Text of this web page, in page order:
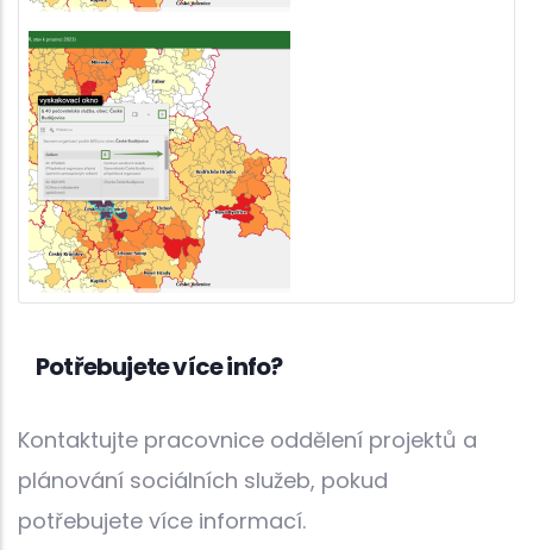
Potřebujete více info?
Kontaktujte pracovnice oddělení projektů a
plánování sociálních služeb, pokud
potřebujete více informací.